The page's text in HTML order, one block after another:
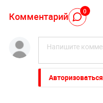
Комментарий 0
Авторизоваться